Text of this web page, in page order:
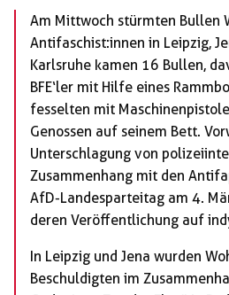
Am Mittwoch stürmten Bullen
Antifaschist:innen in Leipzig,
Karlsruhe kamen 16 Bullen,
BFE‘ler mit Hilfe eines
fesselten mit
Genossen auf seinem Bett.
Unterschlagung von
Zusammenhang mit den
AfD-Landesparteitag am 4.
deren Veröffentlichung auf
In Leipzig und Jena wurden
Beschuldigten im